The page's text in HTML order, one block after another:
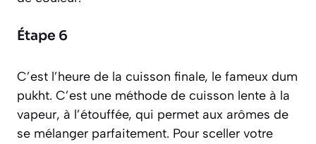
Étape 6
C’est l’heure de la cuisson finale, le fameux dum
pukht. C’est une méthode de cuisson lente à la
vapeur, à l’étouffée, qui permet aux arômes de
se mélanger parfaitement. Pour sceller votre